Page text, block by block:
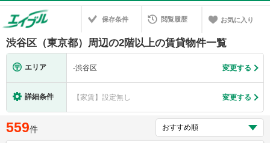
保存条件 閲覧履歴 お気に入り
渋谷区（東京都）周辺の2階以上の賃貸物件一覧
エリア -渋谷区 変更する
詳細条件 【家賃】設定無し 変更する
559件